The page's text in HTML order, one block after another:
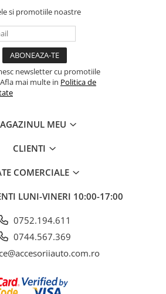
si promotiile noastre
newsletter cu promotiile
mai multe in Politica de
MEU
CLIENTI
COMERCIALE
LUNI-VINERI 10:00-17:00
0752.194.611
0744.567.369